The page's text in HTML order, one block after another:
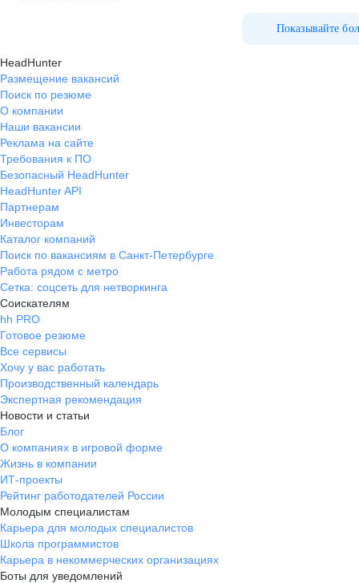
Показывайте
HeadHunter
Размещение вакансий
Поиск по резюме
О компании
Наши вакансии
Реклама на сайте
Требования к ПО
Безопасный HeadHunter
HeadHunter API
Партнерам
Инвесторам
Каталог компаний
Поиск по вакансиям в Санкт-Петербурге
Работа рядом с метро
Сетка: соцсеть для нетворкинга
Соискателям
hh PRO
Готовое резюме
Все сервисы
Хочу у вас работать
Производственный календарь
Экспертная рекомендация
Новости и статьи
Блог
О компаниях в игровой форме
Жизнь в компании
ИТ-проекты
Рейтинг работодателей России
Молодым специалистам
Карьера для молодых специалистов
Школа программистов
Карьера в некоммерческих организациях
Боты для уведомлений